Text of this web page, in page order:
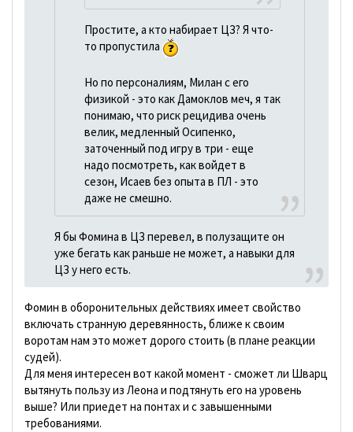
Простите, а кто набирает ЦЗ? Я что-
то пропустила
Но по персоналиям, Милан с его
физикой - это как Дамоклов меч, я так
понимаю, что риск рецидива очень
велик, медленный Осипенко,
заточенный под игру в три - еще
надо посмотреть, как войдет в
сезон, Исаев без опыта в ПЛ - это
даже не смешно.
Я бы Фомина в ЦЗ перевел, в полузащите он
уже бегать как раньше не может, а навыки для
ЦЗ у него есть.
Фомин в оборонительных действиях имеет свойство
включать странную деревянность, ближе к своим
воротам нам это может дорого стоить (в плане реакции
судей).
Для меня интересен вот какой момент - сможет ли Шварц
вытянуть пользу из Леона и подтянуть его на уровень
выше? Или приедет на понтах и с завышенными
требованиями.